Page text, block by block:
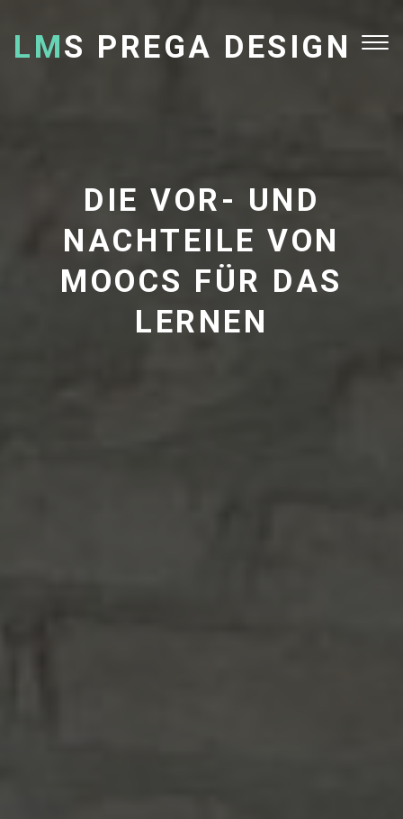
LMS PREGA DESIGN
DIE VOR- UND
NACHTEILE VON
MOOCS FÜR DAS
LERNEN